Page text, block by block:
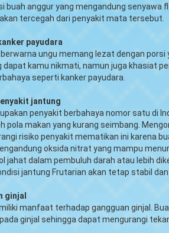
buah anggur yang mengandung senyawa
tercegah dari penyakit mata tersebut.
payudara
ungu memang lezat dengan porsi
dapat kamu nikmati, namun juga khasiat
seperti kanker payudara.
jantung
penyakit berbahaya nomor satu di
pola makan yang kurang seimbang.
risiko penyakit mematikan ini karena
oksida nitrat yang mampu
jahat dalam pembuluh darah atau lebih
jantung Frutarian akan tetap stabil
ginjal
manfaat terhadap gangguan ginjal.
ginjal sehingga dapat mengurangi